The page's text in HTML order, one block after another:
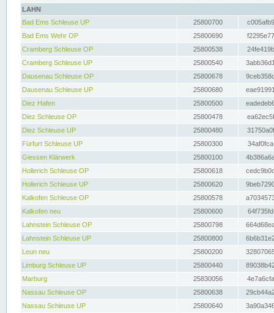
LAHN
Bad Ems Schleuse UP
25800700
Bad Ems Wehr OP
25800690
Cramberg Schleuse OP
25800538
Cramberg Schleuse UP
25800540
Dausenau Schleuse OP
25800678
Dausenau Schleuse UP
25800680
Diez Hafen
25800500
Diez Schleuse OP
25800478
Diez Schleuse UP
25800480
Fürfurt Schleuse UP
25800300
Giessen Klärwerk
25800100
Hollerich Schleuse OP
25800618
Hollerich Schleuse UP
25800620
Kalkofen Schleuse OP
25800578
Kalkofen neu
25800600
Lahnstein Schleuse OP
25800798
Lahnstein Schleuse UP
25800800
Leun neu
25800200
Limburg Schleuse UP
25800440
Marburg
25830056
Nassau Schleuse OP
25800638
Nassau Schleuse UP
25800640